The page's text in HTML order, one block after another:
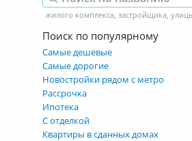
Поиск по популярному
Самые дешевые
Самые дорогие
Новостройки рядом с метро
Рассрочка
Ипотека
С отделкой
Квартиры в сданных домах